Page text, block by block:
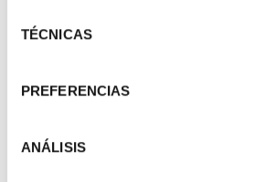
botón “Configurar cookies”, o
TÉCNICAS
PREFERENCIAS
ANÁLISIS
para aseguraros de que estáis
desecho en el contenedor adecuado.